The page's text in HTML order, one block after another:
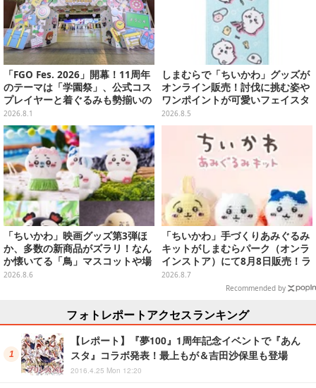
「FGO Fes. 2026」開幕！11周年
のテーマは「学園祭」、公式コス
プレイヤーと着ぐるみも勢揃いの
カルデア学園はお祭り一色
2026.8.1
しまむらで「ちいかわ」グッズが
オンライン販売！討伐に挑む姿や
ワンポイントが可愛いフェイスタ
オル、バスマットなど全14種
2026.8.5
「ちいかわ」映画グッズ第3弾ほ
か、多数の新商品がズラリ！なん
か懐いてる「鳥」マスコットや場
面写アイテムなど必見のラインナ
2026.8.6
「ちいかわ」手づくりあみぐるみ
キットがしまむらパーク（オンラ
インストア）にて8月8日販売！ラ
インナップ全3種、初心者向きの
編み方で作れちゃう
2026.8.7
Recommended by
フォトレポートアクセスランキング
【レポート】『夢100』1周年記念イベントで『あん
スタ』コラボ発表！最上もが＆吉田沙保里も登場
2016.4.25 Mon 12:20